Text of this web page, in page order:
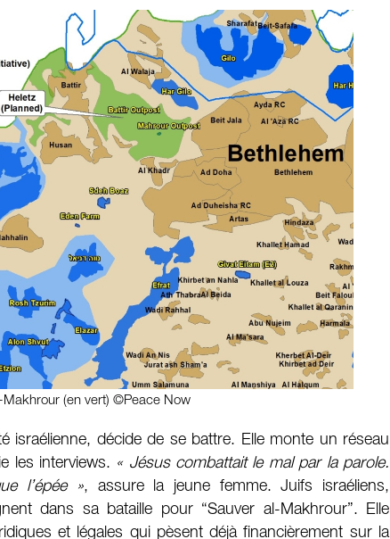
Makhrour (en vert) ©Peace Now
israélienne, décide de se battre. Elle monte un réseau
les interviews. « Jésus combattait le mal par la parole.
l’épée », assure la jeune femme. Juifs israéliens,
dans sa bataille pour “Sauver al-Makhrour”. Elle
et légales qui pèsent déjà financièrement sur la